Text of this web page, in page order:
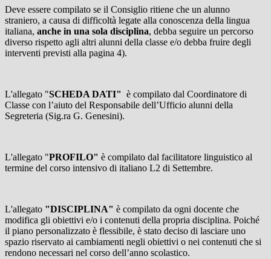
Deve essere compilato se il Consiglio ritiene che un alunno
straniero, a causa di difficoltà legate alla conoscenza della lingua
italiana, anche in una sola disciplina, debba seguire un percorso
diverso rispetto agli altri alunni della classe e/o debba fruire degli
interventi previsti alla pagina 4).
L'allegato "SCHEDA DATI" è compilato dal Coordinatore di
Classe con l’aiuto del Responsabile dell’Ufficio alunni della
Segreteria (Sig.ra G. Genesini).
L'allegato "PROFILO" è compilato dal facilitatore linguistico al
termine del corso intensivo di italiano L2 di Settembre.
L'allegato "DISCIPLINA" è compilato da ogni docente che
modifica gli obiettivi e/o i contenuti della propria disciplina. Poiché
il piano personalizzato è flessibile, è stato deciso di lasciare uno
spazio riservato ai cambiamenti negli obiettivi o nei contenuti che si
rendono necessari nel corso dell’anno scolastico.